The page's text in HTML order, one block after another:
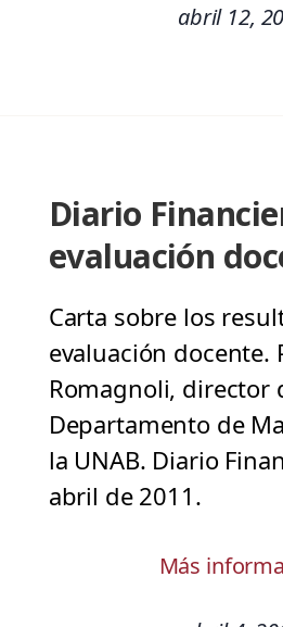
abril 12,
Diario
evaluación
Carta sobre los
evaluación docente.
Romagnoli, director
Departamento de
la UNAB. Diario
abril de 2011.
Más